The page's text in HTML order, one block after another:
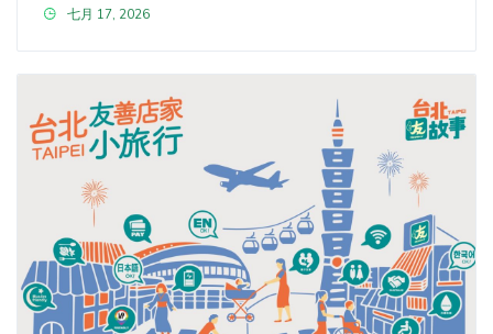
七月 17, 2026